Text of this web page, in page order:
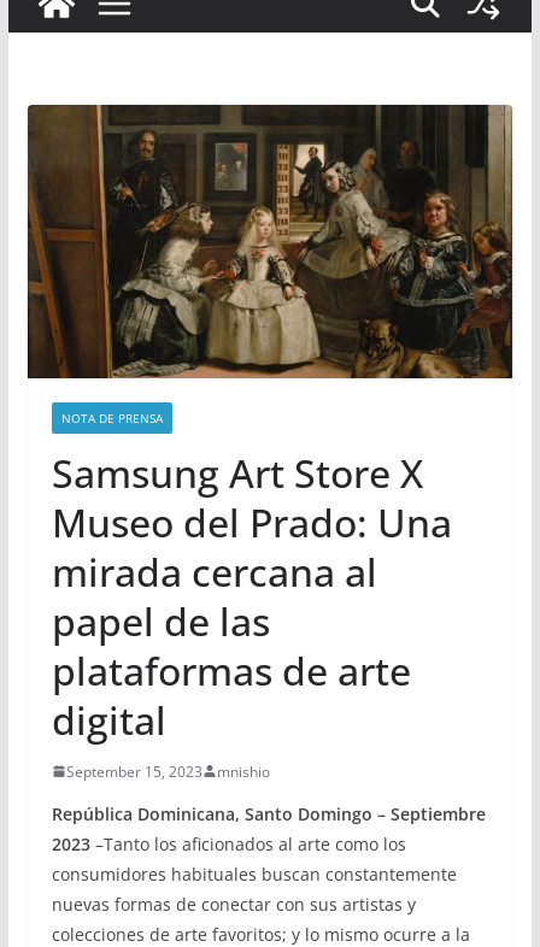
NOTA DE PRENSA
Samsung Art Store X
Museo del Prado: Una
mirada cercana al
papel de las
plataformas de arte
digital
September 15, 2023 mnishio
República Dominicana, Santo Domingo – Septiembre
2023–Tanto los aficionados al arte como los
consumidores habituales buscan constantemente
nuevas formas de conectar con sus artistas y
colecciones de arte favoritos; y lo mismo ocurre a la